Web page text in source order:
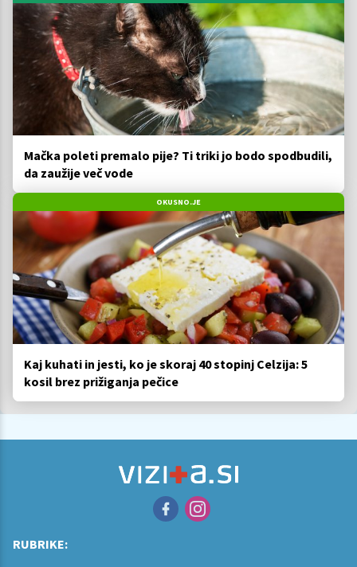
Mačka poleti premalo pije? Ti triki jo bodo spodbudili,
da zaužije več vode
OKUSNO.JE
Kaj kuhati in jesti, ko je skoraj 40 stopinj Celzija: 5
kosil brez prižiganja pečice
RUBRIKE: